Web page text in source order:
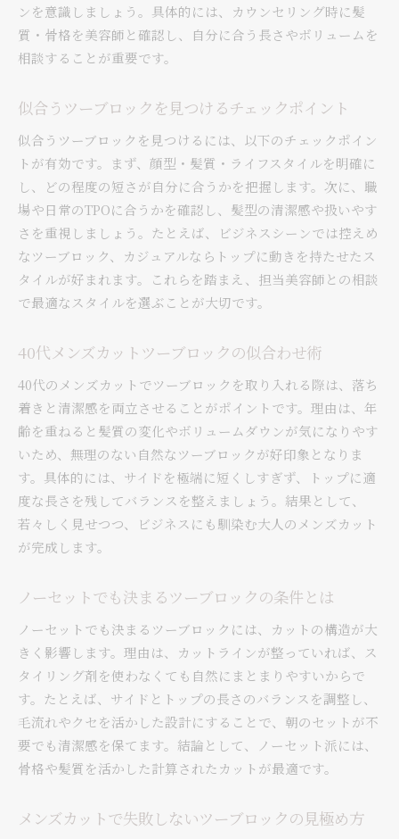
ベリーショートが映える40代のツーブロック活
用法
40代メンズカットツーブロックの爽やかアレン
自分に似合うツーブロック選びのポイント
メンズカットで自分に似合うツーブロックを見
つける
髪質や顔型から選ぶ理想のメンズカットツーブ
ロック
長めやショートも楽しめるツーブロック選びの
コツ
40代にもおすすめのツーブロックアレンジ方法
自分らしさを表現するメンズカットツーブロッ
プロが教える失敗しないツーブロックスタイル
選び
ンを意識しましょう。具体的には、カウンセリング時に髪
質・骨格を美容師と確認し、自分に合う長さやボリュームを
相談することが重要です。
似合うツーブロックを見つけるチェックポイント
似合うツーブロックを見つけるには、以下のチェックポイン
トが有効です。まず、顔型・髪質・ライフスタイルを明確に
し、どの程度の短さが自分に合うかを把握します。次に、職
場や日常のTPOに合うかを確認し、髪型の清潔感や扱いやす
さを重視しましょう。たとえば、ビジネスシーンでは控えめ
なツーブロック、カジュアルならトップに動きを持たせたス
タイルが好まれます。これらを踏まえ、担当美容師との相談
で最適なスタイルを選ぶことが大切です。
40代メンズカットツーブロックの似合わせ術
40代のメンズカットでツーブロックを取り入れる際は、落ち
着きと清潔感を両立させることがポイントです。理由は、年
齢を重ねると髪質の変化やボリュームダウンが気になりやす
いため、無理のない自然なツーブロックが好印象となりま
す。具体的には、サイドを極端に短くしすぎず、トップに適
度な長さを残してバランスを整えましょう。結果として、
若々しく見せつつ、ビジネスにも馴染む大人のメンズカット
が完成します。
ノーセットでも決まるツーブロックの条件とは
ノーセットでも決まるツーブロックには、カットの構造が大
きく影響します。理由は、カットラインが整っていれば、ス
タイリング剤を使わなくても自然にまとまりやすいからで
す。たとえば、サイドとトップの長さのバランスを調整し、
毛流れやクセを活かした設計にすることで、朝のセットが不
要でも清潔感を保てます。結論として、ノーセット派には、
骨格や髪質を活かした計算されたカットが最適です。
メンズカットで失敗しないツーブロックの見極め方